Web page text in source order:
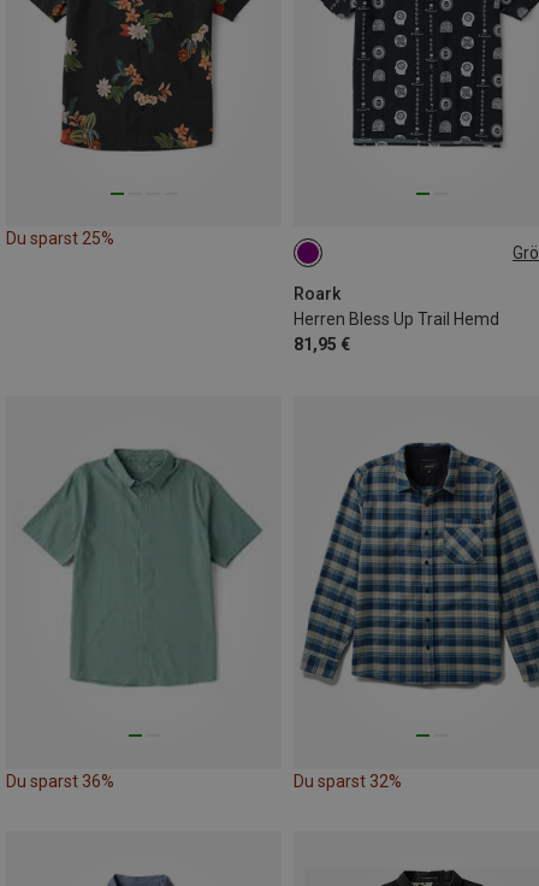
Du sparst 25%
Roark
Herren Bless Up Trail Hemd
81,95 €
L
Du sparst 36% Du sparst 32%